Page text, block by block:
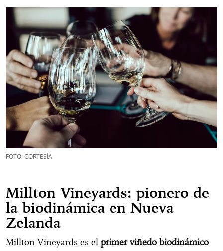
FOTO: CORTESÍA
Millton Vineyards: pionero de
la biodinámica en Nueva
Zelanda
Millton Vineyards es el primer viñedo biodinámico